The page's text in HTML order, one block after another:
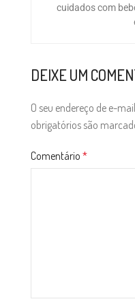
cuidados com
DEIXE UM
O seu endereço de e-
obrigatórios são
Comentário *